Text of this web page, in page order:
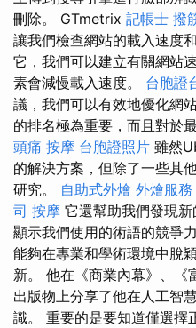
刪除。 GTmetrix 記帳士 撥
讓我們檢查網站的載入速度
它，我們可以建立有關網站
素會減慢載入速度。 台胞證
議，我們可以有效地優化網
的排名極為重要，而且對於
頭痛 按摩 台胞證照片 雖然
的解決方案，但除了一些其
研究。 自助式外燴 外燴服務
司 按摩 它還幫助我們發現新
顯示我們使用的術語的競爭
能夠在專業和學術環境中脫
新。 他在《商業內幕》、《
出版物上分享了他在人工智
識。 重要的是要知道僅選